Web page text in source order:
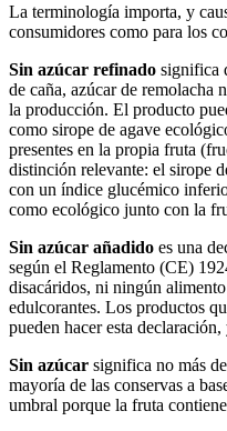
La terminología importa, y
consumidores como para los
Sin azúcar refinado significa
de caña, azúcar de remolacha
la producción. El producto
como sirope de agave
presentes en la propia fruta
distinción relevante: el sirope
con un índice glucémico
como ecológico junto con la
Sin azúcar añadido es una
según el Reglamento (CE)
disacáridos, ni ningún
edulcorantes. Los productos
pueden hacer esta
Sin azúcar significa no más
mayoría de las conservas a
umbral porque la fruta